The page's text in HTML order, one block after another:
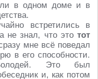
в одном доме и в
встретились в
не знал, что это тот
мне всё поведал
в его способности.
Это был
и, как потом